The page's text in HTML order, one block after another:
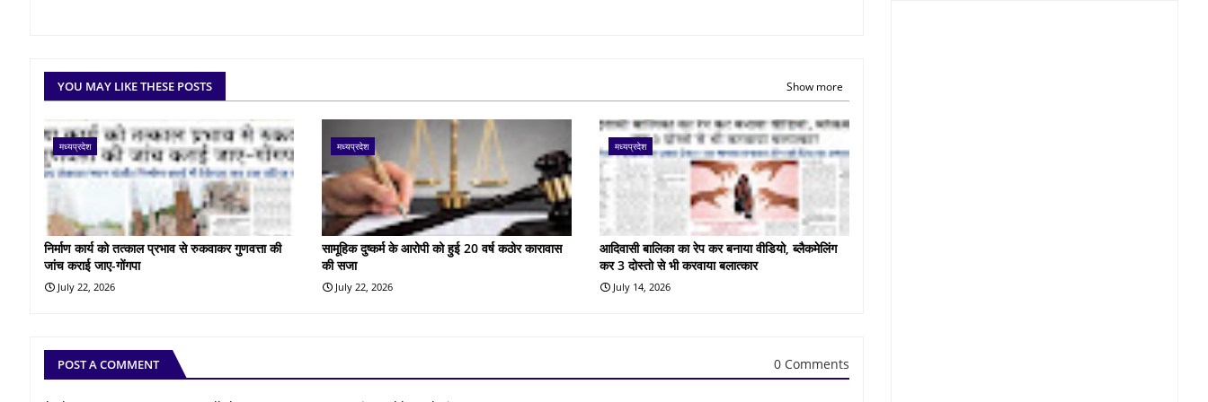
YOU MAY LIKE THESE POSTS Show more
मध्यप्रदेश
निर्माण कार्य को तत्काल प्रभाव से रुकवाकर गुणवत्ता की
जांच कराई जाए-गोंगपा
July 22, 2026
मध्यप्रदेश
सामूहिक दुष्कर्म के आरोपी को हुई 20 वर्ष कठोर कारावास
की सजा
July 22, 2026
मध्यप्रदेश
आदिवासी बालिका का रेप कर बनाया वीडियो, ब्लैकमेलिंग
कर 3 दोस्तो से भी करवाया बलात्कार
July 14, 2026
POST A COMMENT 0 Comments